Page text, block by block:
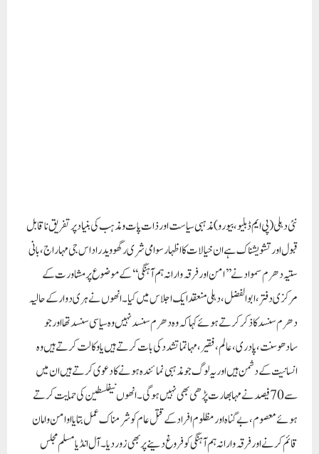
سے 70فیصدنے مہابھارت پڑھی بھی نہیں ہوگی۔انھوں نیفلسطین کی حمایت کرتے
ہوئے معصوم،بے گناہ اور مظلوم افراد کے قتل عام کوشرمناک عمل بتایا اوامن و امان
قائم کرنے اور فرقہ وارانہ ہم آہنگی کو فروغ دینے پر بھی زوردیا۔آل انڈیا مسلم مجلس
مشاورت سکریٹری جنرل سید تحسین احمد نے اپنے خطاب میں کہا کہ مشاورت مذہبی
تشہیرکا مقام نہیں ہے بلکہ یہ مختلف ملی و مسلم مذہبی تنظیموں، سماجی گروپوں کا ایک وفاق
ہے، جو ہم آہنگی کو فروغ دینے اور اس متنوع قوم کے سماجی تانے بانے کی حفاظت نیز حق و
انصاف قائم کرنیکے لیے کوشاں ہے۔مشاورت بین المذاہب ہم آہنگی اور مشترکہ
تہذیبی ڈائیلاگ کوبھی فروغ دیتی ہے۔فیصل خان،کنوینرخدائی خدمتگار نے کہا کہ اس
وقت انسانیت اور محبت کی بات کرنا مشکل ہو گیا ہے اسلئے فرقہ وارانہ ہم آہنگی اور بھائی
چارگی کے لئے مشترکہ کوششوں کی ضرورت ہے۔پوربل پرتاپ شاہی،کسان لیڈر نے